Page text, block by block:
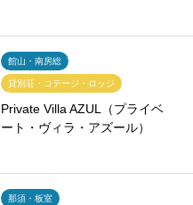
館山・南房総
貸別荘・コテージ・ロッジ
Private Villa AZUL（プライベ
ート・ヴィラ・アズール）
那須・板室